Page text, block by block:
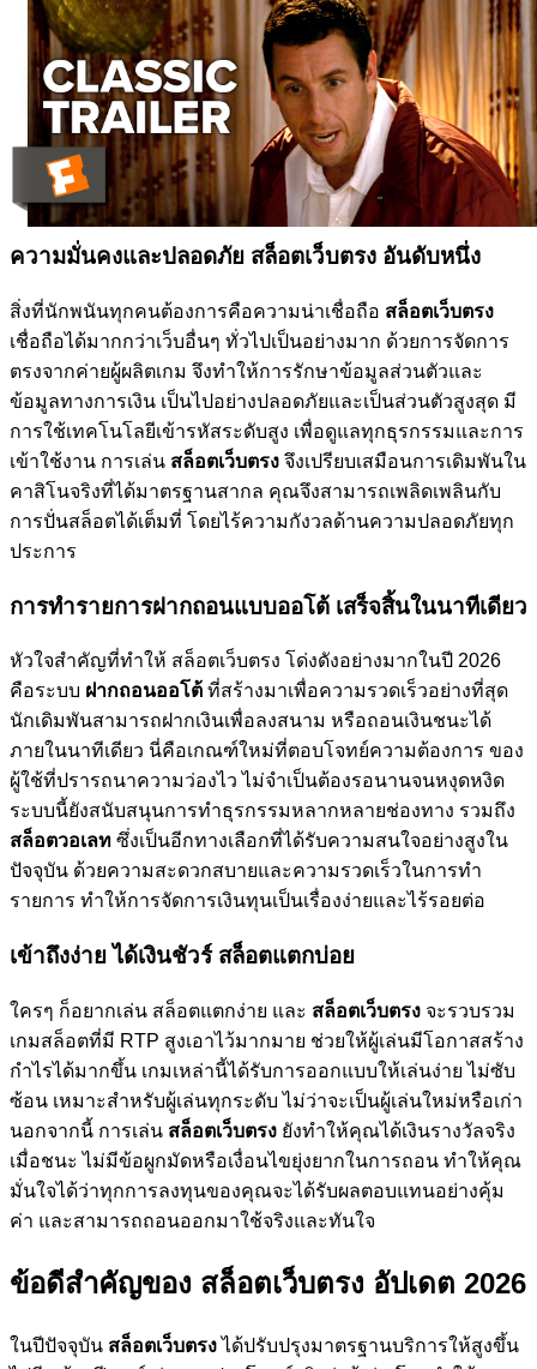
ความมั่นคงและปลอดภัย สล็อตเว็บตรง อันดับหนึ่ง
สิ่งที่นักพนันทุกคนต้องการคือความน่าเชื่อถือ สล็อตเว็บตรง
เชื่อถือได้มากกว่าเว็บอื่นๆ ทั่วไปเป็นอย่างมาก ด้วยการจัดการ
ตรงจากค่ายผู้ผลิตเกม จึงทำให้การรักษาข้อมูลส่วนตัวและ
ข้อมูลทางการเงิน เป็นไปอย่างปลอดภัยและเป็นส่วนตัวสูงสุด มี
การใช้เทคโนโลยีเข้ารหัสระดับสูง เพื่อดูแลทุกธุรกรรมและการ
เข้าใช้งาน การเล่น สล็อตเว็บตรง จึงเปรียบเสมือนการเดิมพันใน
คาสิโนจริงที่ได้มาตรฐานสากล คุณจึงสามารถเพลิดเพลินกับ
การปั่นสล็อตได้เต็มที่ โดยไร้ความกังวลด้านความปลอดภัยทุก
ประการ
การทำรายการฝากถอนแบบออโต้ เสร็จสิ้นในนาทีเดียว
หัวใจสำคัญที่ทำให้ สล็อตเว็บตรง โด่งดังอย่างมากในปี 2026
คือระบบ ฝากถอนออโต้ ที่สร้างมาเพื่อความรวดเร็วอย่างที่สุด
นักเดิมพันสามารถฝากเงินเพื่อลงสนาม หรือถอนเงินชนะได้
ภายในนาทีเดียว นี่คือเกณฑ์ใหม่ที่ตอบโจทย์ความต้องการ ของ
ผู้ใช้ที่ปรารถนาความว่องไว ไม่จำเป็นต้องรอนานจนหงุดหงิด
ระบบนี้ยังสนับสนุนการทำธุรกรรมหลากหลายช่องทาง รวมถึง
สล็อตวอเลท ซึ่งเป็นอีกทางเลือกที่ได้รับความสนใจอย่างสูงใน
ปัจจุบัน ด้วยความสะดวกสบายและความรวดเร็วในการทำ
รายการ ทำให้การจัดการเงินทุนเป็นเรื่องง่ายและไร้รอยต่อ
เข้าถึงง่าย ได้เงินชัวร์ สล็อตแตกบ่อย
ใครๆ ก็อยากเล่น สล็อตแตกง่าย และ สล็อตเว็บตรง จะรวบรวม
เกมสล็อตที่มี RTP สูงเอาไว้มากมาย ช่วยให้ผู้เล่นมีโอกาสสร้าง
กำไรได้มากขึ้น เกมเหล่านี้ได้รับการออกแบบให้เล่นง่าย ไม่ซับ
ซ้อน เหมาะสำหรับผู้เล่นทุกระดับ ไม่ว่าจะเป็นผู้เล่นใหม่หรือเก่า
นอกจากนี้ การเล่น สล็อตเว็บตรง ยังทำให้คุณได้เงินรางวัลจริง
เมื่อชนะ ไม่มีข้อผูกมัดหรือเงื่อนไขยุ่งยากในการถอน ทำให้คุณ
มั่นใจได้ว่าทุกการลงทุนของคุณจะได้รับผลตอบแทนอย่างคุ้ม
ค่า และสามารถถอนออกมาใช้จริงและทันใจ
ข้อดีสำคัญของ สล็อตเว็บตรง อัปเดต 2026
ในปีปัจจุบัน สล็อตเว็บตรงได้ปรับปรุงมาตรฐานบริการให้สูงขึ้น